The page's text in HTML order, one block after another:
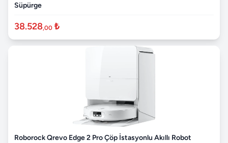
Süpürge
38.528,00 ₺
Roborock Qrevo Edge 2 Pro Çöp İstasyonlu Akıllı Robot